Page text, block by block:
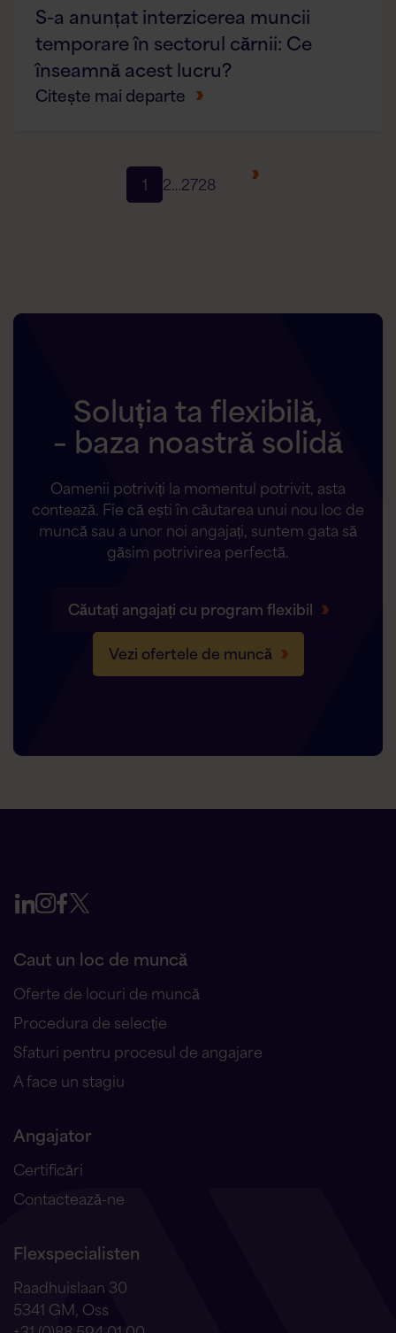
S-a anunțat interzicerea muncii
temporare în sectorul cărnii: Ce
înseamnă acest lucru?
Citește mai departe
1 2…2728 Următorul
Soluția ta flexibilă,
– baza noastră solidă
Oamenii potriviți la momentul potrivit, asta
contează. Fie că ești în căutarea unui nou loc de
muncă sau a unor noi angajați, suntem gata să
găsim potrivirea perfectă.
Căutați angajați cu program flexibil
Vezi ofertele de muncă
Caut un loc de muncă
Oferte de locuri de muncă
Procedura de selecție
Sfaturi pentru procesul de angajare
A face un stagiu
Angajator
Certificări
Contactează-ne
Flexspecialisten
Raadhuislaan 30
5341 GM, Oss